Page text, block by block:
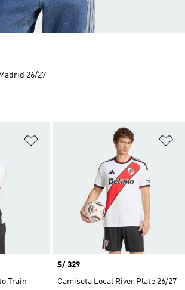
Añadir a la lista de deseos
Train
Precio
S/ 329
Camiseta Local River Plate 26/27
26/27